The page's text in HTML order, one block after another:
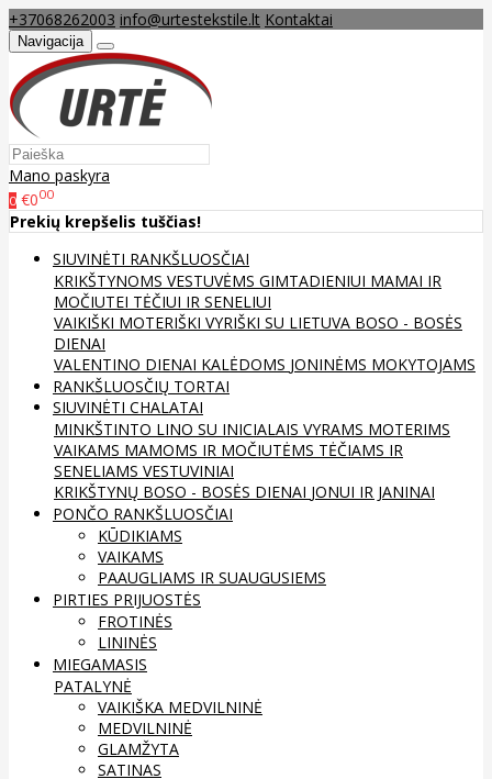
+37068262003 info@urtestekstile.lt Kontaktai
Navigacija
Mano paskyra
0 €000
Prekių krepšelis tuščias!
SIUVINĖTI RANKŠLUOSČIAI
KRIKŠTYNOMS VESTUVĖMS GIMTADIENIUI MAMAI IR
MOČIUTEI TĖČIUI IR SENELIUI
VAIKIŠKI MOTERIŠKI VYRIŠKI SU LIETUVA BOSO - BOSĖS
DIENAI
VALENTINO DIENAI KALĖDOMS JONINĖMS MOKYTOJAMS
RANKŠLUOSČIŲ TORTAI
SIUVINĖTI CHALATAI
MINKŠTINTO LINO SU INICIALAIS VYRAMS MOTERIMS
VAIKAMS MAMOMS IR MOČIUTĖMS TĖČIAMS IR
SENELIAMS VESTUVINIAI
KRIKŠTYNŲ BOSO - BOSĖS DIENAI JONUI IR JANINAI
PONČO RANKŠLUOSČIAI
KŪDIKIAMS
VAIKAMS
PAAUGLIAMS IR SUAUGUSIEMS
PIRTIES PRIJUOSTĖS
FROTINĖS
LININĖS
MIEGAMASIS
PATALYNĖ
VAIKIŠKA MEDVILNINĖ
MEDVILNINĖ
GLAMŽYTA
SATINAS